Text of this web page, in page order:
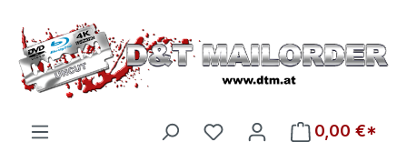
Zum Hauptinhalt springen
Du hast 0 Produkte auf
0,00 €*